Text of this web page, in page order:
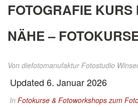
FOTOGRAFIE KURS
NÄHE –
Von diefotomanufaktur Fotostudio
Updated 6. Januar 2026
In Fotokurse & Fotoworkshops zum